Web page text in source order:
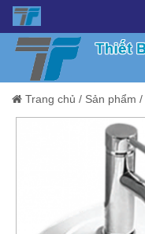
Trang chủ / Sản phẩm /